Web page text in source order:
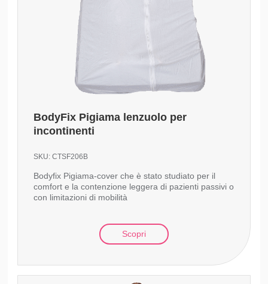
BodyFix Pigiama lenzuolo per
incontinenti
SKU:CTSF206B
Bodyfix Pigiama-cover che è stato studiato per il
comfort e la contenzione leggera di pazienti passivi o
con limitazioni di mobilità
Scopri